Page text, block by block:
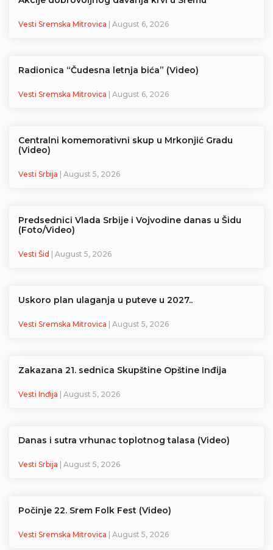
Vesti Sremska Mitrovica | August 6, 2026
Radionica “Čudesna letnja bića” (Video)
Vesti Sremska Mitrovica | August 6, 2026
Centralni komemorativni skup u Mrkonjić Gradu
(Video)
Vesti Srbija | August 5, 2026
Predsednici Vlada Srbije i Vojvodine danas u Šidu
(Foto/Video)
Vesti Šid | August 5, 2026
Uskoro plan ulaganja u puteve u 2027..
Vesti Sremska Mitrovica | August 5, 2026
Zakazana 21. sednica Skupštine Opštine Inđija
Vesti Inđija | August 5, 2026
Danas i sutra vrhunac toplotnog talasa (Video)
Vesti Srbija | August 5, 2026
Počinje 22. Srem Folk Fest (Video)
Vesti Sremska Mitrovica | August 5, 2026